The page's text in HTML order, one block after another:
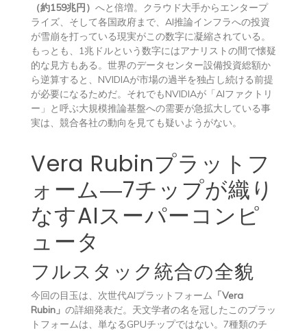
（約159兆円） へと倍増。クラウド大手からエンタープ
ライズ、そして各国政府まで、AI推論インフラへの投資
が雪崩を打っている現実がこの数字に凝縮されている。
もっとも、1兆ドルという数字にはアナリストの間で懐疑
的な見方もある。世界のデータセンター設備投資総額か
ら逆算すると、NVIDIAが市場の過半を独占し続ける前提
が必要になるためだ。それでもNVIDIAが「AIファクトリ
ー」と呼ぶ大規模推論基盤への需要が急拡大している事
実は、競合各社の動向を見ても疑いようがない。
Vera Rubinプラットフ
ォーム―7チップが織り
なすAIスーパーコンピ
ュータ
フルスタック統合の全貌
今回の目玉は、次世代AIプラットフォーム 「Vera
Rubin」 の詳細発表だ。天文学者の名を冠したこのプラッ
トフォームは、単なるGPUチップではない。7種類のチ